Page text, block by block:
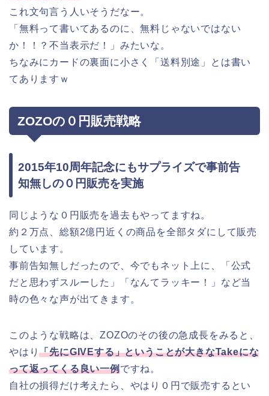
これ文句言う人いそうだなー。
「無料って書いてあるのに、無料じゃないではない
か！！？不当表示だ！」みたいな。
ちなみにカードの裏面に小さく「送料別途」とは書い
てありますｗ
ZOZOの０円販売戦略
2015年10周年記念にもサプライズで事前告
知無しの０円販売を実施
同じような０円販売を過去もやってますね。
約２万点、総額2億円近くの商品を全部タダにして販売
しています。
事前告知無しだったので、今でもネット上に、「公式
だと思わずスルーした」「なんてラッキー！」など当
時の色々な声が出てきます。
このような戦略は、ZOZOのその後の急成長をみると、
やはり「先にGIVEする」ということが大きなTakeにな
って返ってくる良い一例ですね。
自社の損得だけ考えたら、やはり０円で販売するとい